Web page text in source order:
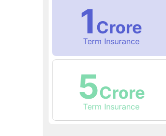
1Crore
Term Insurance
5Crore
Term Insurance